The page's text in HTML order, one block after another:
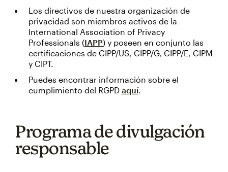
Los directivos de nuestra organización de
privacidad son miembros activos de la
International Association of Privacy
Professionals (IAPP) y poseen en conjunto las
certificaciones de CIPP/US, CIPP/G, CIPP/E, CIPM
y CIPT.
Puedes encontrar información sobre el
cumplimiento del RGPD aquí.
Programa de divulgación
responsable